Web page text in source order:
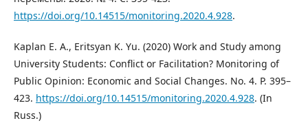
https://doi.org/10.14515/monitoring.2020.4.928.
Kaplan E. A., Eritsyan K. Yu. (2020) Work and Study among
University Students: Conflict or Facilitation? Monitoring of
Public Opinion: Economic and Social Changes. No. 4. P. 395–
423. https://doi.org/10.14515/monitoring.2020.4.928. (In
Russ.)